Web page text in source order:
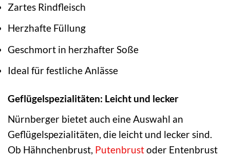
Zartes Rindfleisch
Herzhafte Füllung
Geschmort in herzhafter Soße
Ideal für festliche Anlässe
Geflügelspezialitäten: Leicht und lecker
Nürnberger bietet auch eine Auswahl an
Geflügelspezialitäten, die leicht und lecker sind.
Ob Hähnchenbrust, Putenbrustoder Entenbrust